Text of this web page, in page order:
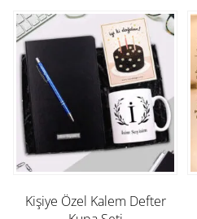
Kişiye Özel Kalem Defter